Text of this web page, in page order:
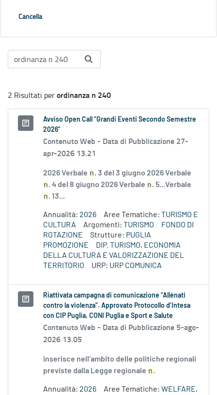
Cancella
2 Risultati perordinanza n 240
Avviso Open Call “Grandi Eventi Secondo Semestre
2026”
Contenuto Web - Data di Pubblicazione 27-
apr-2026 13.21
2026 Verbale n. 3 del 3 giugno 2026 Verbale
n. 4 del 8 giugno 2026 Verbale n. 5...Verbale
n. 13...
Annualità: 2026 Aree Tematiche: TURISMO E
CULTURA
Argomenti: TURISMO
FONDO DI
ROTAZIONE
Strutture: PUGLIA
PROMOZIONE
DIP. TURISMO, ECONOMIA
DELLA CULTURA E VALORIZZAZIONE DEL
TERRITORIO
URP: URP COMUNICA
Riattivata campagna di comunicazione “Allénati
contro la violenza”. Approvato Protocollo d’Intesa
con CIP Puglia, CONI Puglia e Sport e Salute
Contenuto Web - Data di Pubblicazione 5-ago-
2026 13.05
inserisce nell’ambito delle politiche regionali
previste dalla Legge regionale n.
Annualità: 2026 Aree Tematiche: WELFARE,